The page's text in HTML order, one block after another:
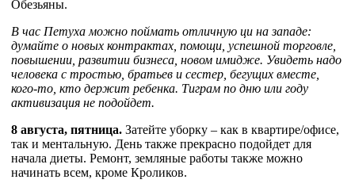
Обезьяны.
В час Петуха можно поймать отличную ци на западе:
думайте о новых контрактах, помощи, успешной торговле,
повышении, развитии бизнеса, новом имидже. Увидеть надо
человека с тростью, братьев и сестер, бегущих вместе,
кого-то, кто держит ребенка. Тиграм по дню или году
активизация не подойдет.
8 августа, пятница. Затейте уборку – как в квартире/офисе,
так и ментальную. День также прекрасно подойдет для
начала диеты. Ремонт, земляные работы также можно
начинать всем, кроме Кроликов.